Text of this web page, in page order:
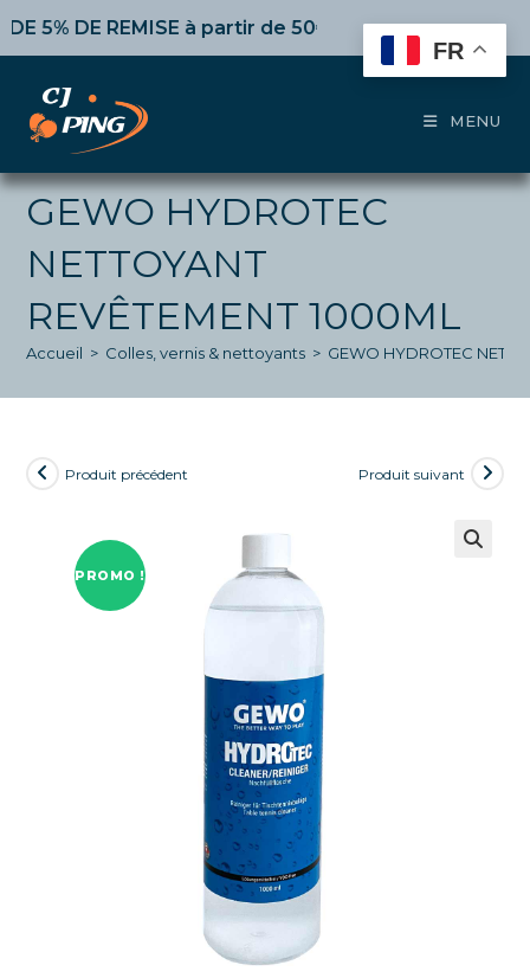
DE REMISEà partir de 50€ d’achat,10%dès 100€,
MENU
GEWO HYDROTEC
NETTOYANT
REVÊTEMENT 1000ML
Accueil > Colles, vernis & nettoyants > GEWO HYDROTEC
PROMO !
Produit précédent Produit suivant
FR